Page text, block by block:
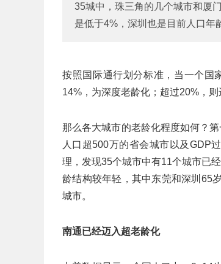
35城中，珠三角的几个城市和厦
是低于4%，深圳也是目前人口年
按照国际通行划分标准，当一个国
14%，为深度老龄化；超过20%，则
那么各大城市的老龄化程度如何？
人口超500万的省会城市以及GDP
理，发现35个城市中有11个城市已
龄结构较年轻，其中东莞和深圳65
城市。
南通已经迈入超老龄化